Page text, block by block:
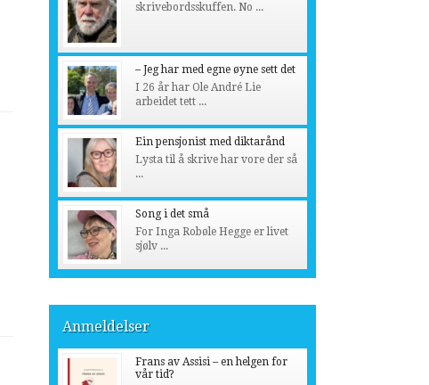
skrivebordsskuffen. No ...
– Jeg har med egne øyne sett det
I 26 år har Ole André Lie
arbeidet tett ...
Ein pensjonist med diktarånd
Lysta til å skrive har vore der så
...
Song i det små
For Inga Robøle Hegge er livet
sjølv ...
Anmeldelser
Frans av Assisi – en helgen for
vår tid?